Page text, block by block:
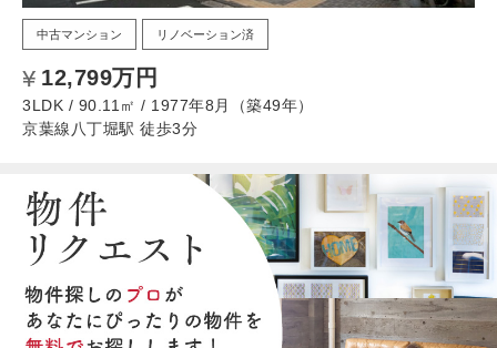
中古マンション リノベーション済
12,799万円
3LDK / 90.11㎡ / 1977年8月（築49年）
京葉線八丁堀駅 徒歩3分